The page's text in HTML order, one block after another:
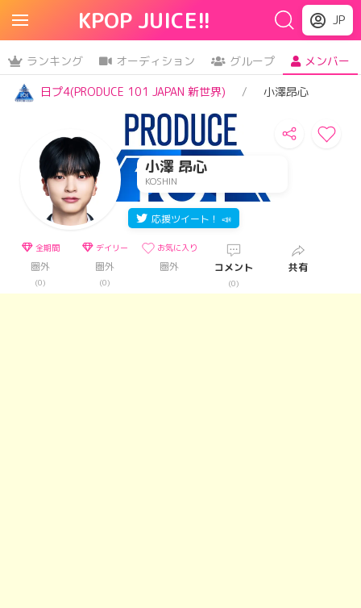
KPOP JUICE!! JP
ランキング オーディション グループ
メンバー
日プ4(PRODUCE 101 JAPAN 新世界)
小澤昂心
小澤 昂心
KOSHIN
応援ツイート！ 📣
全期間
圏外
(0)
デイリー
圏外
(0)
お気に入り
圏外 コメント
(0)
共有